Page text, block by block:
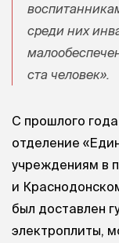
среди них
ста человек».
С прошлого
отделение
учреждениям в
и
был доставлен
электроплиты,